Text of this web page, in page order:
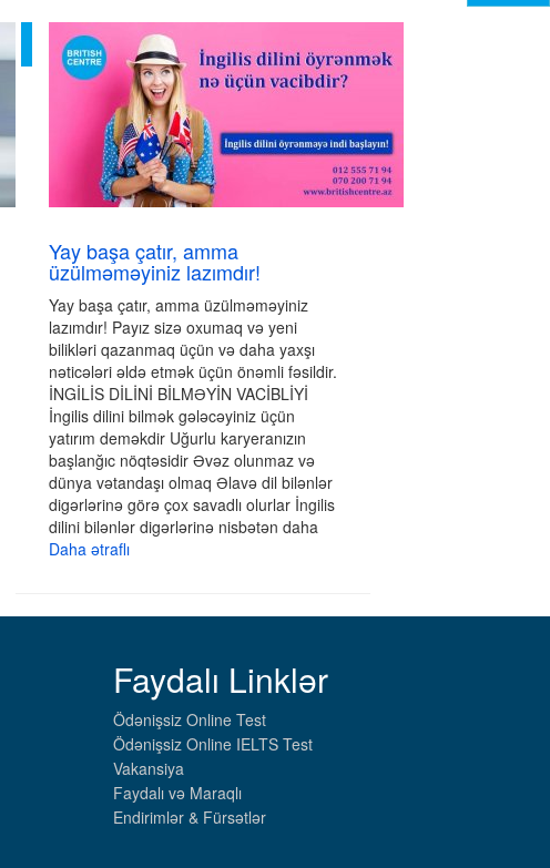
Yay başa çatır, amma
üzülməməyiniz lazımdır!
Yay başa çatır, amma üzülməməyiniz
lazımdır! Payız sizə oxumaq və yeni
bilikləri qazanmaq üçün və daha yaxşı
nəticələri əldə etmək üçün önəmli fəsildir.
İNGİLİS DİLİNİ BİLMƏYİN VACİBLİYİ
İngilis dilini bilmək gələcəyiniz üçün
yatırım deməkdir Uğurlu karyeranızın
başlanğıc nöqtəsidir Əvəz olunmaz və
dünya vətandaşı olmaq Əlavə dil bilənlər
digərlərinə görə çox savadlı olurlar İngilis
dilini bilənlər digərlərinə nisbətən daha
Daha ətraflı
Faydalı Linklər
Ödənişsiz Online Test
Ödənişsiz Online IELTS Test
Vakansiya
Faydalı və Maraqlı
Endirimlər & Fürsətlər